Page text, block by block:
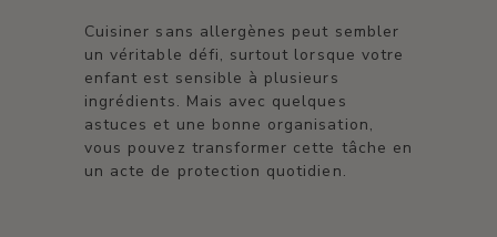
Cuisiner sans allergènes peut sembler
un véritable défi, surtout lorsque votre
enfant est sensible à plusieurs
ingrédients. Mais avec quelques
astuces et une bonne organisation,
vous pouvez transformer cette tâche en
un acte de protection quotidien.